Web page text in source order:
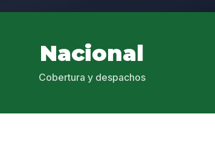
Nacional
Cobertura y despachos